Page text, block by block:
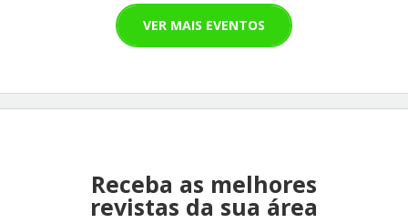
VER MAIS EVENTOS
Receba as melhores
revistas da sua área